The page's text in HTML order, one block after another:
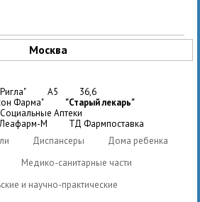
Москва
"Ригла" A5
36,6
Фарма"
"Старый лекарь"
Социальные Аптеки
Леафарм-М
ТД Фармпоставка
Диспансеры
Дома ребенка
Медико-санитарные части